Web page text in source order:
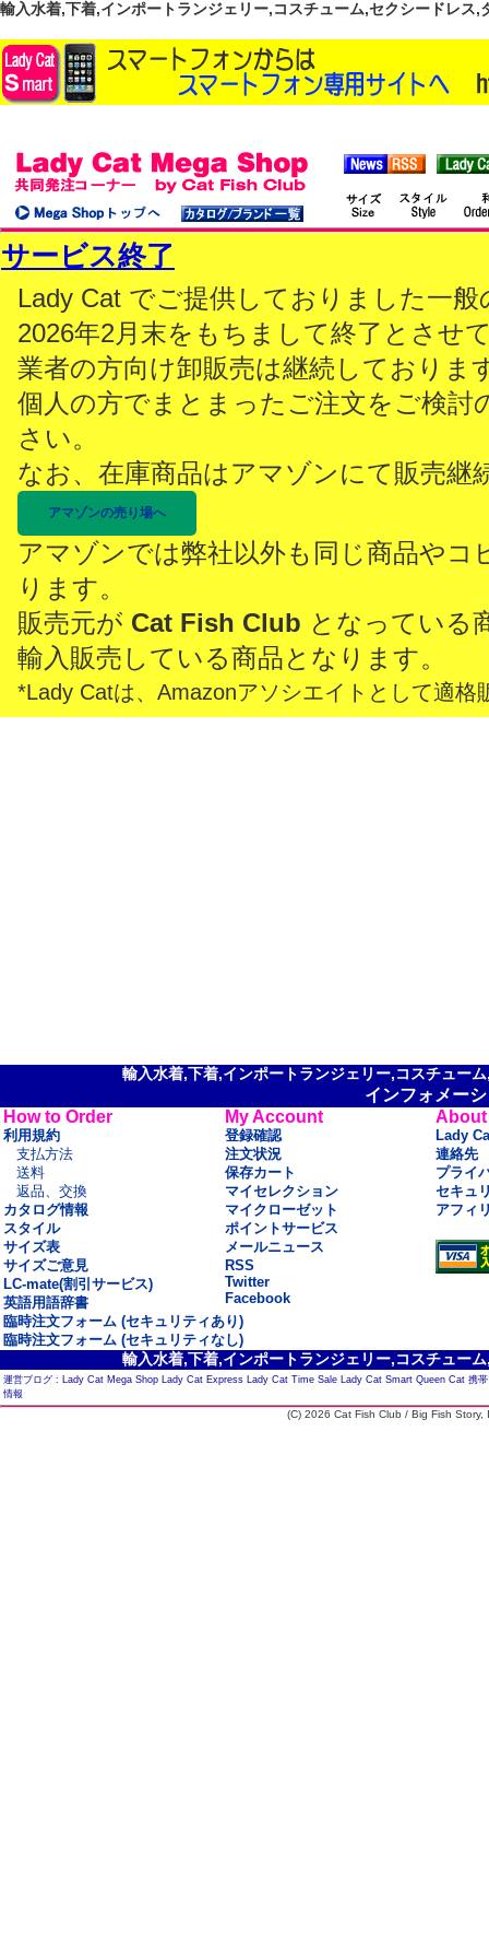
輸入水着,下着,インポートランジェリー,コスチューム,セクシードレス
サービス終了
Lady Cat でご提供しておりました一
2026年2月末をもちまして終了とさせ
業者の方向け卸販売は継続しておりま
個人の方でまとまったご注文をご検討
さい。
なお、在庫商品はアマゾンにて販売継
アマゾンの売り場へ
アマゾンでは弊社以外も同じ商品やコ
ります。
販売元が Cat Fish Club となっている
輸入販売している商品となります。
*Lady Catは、Amazonアソシエイトとして適格
輸入水着,下着,インポートランジェリー,コスチュー
インフォメー
How to Order
利用規約
支払方法
送料
返品、交換
カタログ情報
スタイル
サイズ表
サイズご意見
LC-mate(割引サービス)
英語用語辞書
My Account
登録確認
注文状況
保存カート
マイセレクション
マイクローゼット
ポイントサービス
メールニュース
RSS
Twitter
Facebook
About
Lady
連絡先
プライ
セキュ
アフィ
臨時注文フォーム (セキュリティあり)
臨時注文フォーム (セキュリティなし)
輸入水着,下着,インポートランジェリー,コスチュー
運営ブログ : Lady Cat Mega Shop Lady Cat Express Lady Cat Time Sale Lady Cat Smart Queen Cat 携
情報
(C) 2026 Cat Fish Club / Big Fish Story,